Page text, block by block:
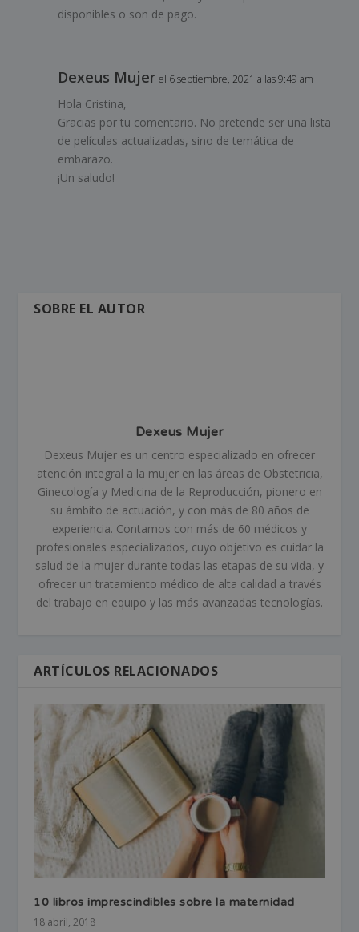
disponibles o son de pago.
Dexeus Mujer el 6 septiembre, 2021 a las 9:49 am
Hola Cristina,
Gracias por tu comentario. No pretende ser una lista
de películas actualizadas, sino de temática de
embarazo.
¡Un saludo!
SOBRE EL AUTOR
Dexeus Mujer
Dexeus Mujer es un centro especializado en ofrecer
atención integral a la mujer en las áreas de Obstetricia,
Ginecología y Medicina de la Reproducción, pionero en
su ámbito de actuación, y con más de 80 años de
experiencia. Contamos con más de 60 médicos y
profesionales especializados, cuyo objetivo es cuidar la
salud de la mujer durante todas las etapas de su vida, y
ofrecer un tratamiento médico de alta calidad a través
del trabajo en equipo y las más avanzadas tecnologías.
ARTÍCULOS RELACIONADOS
10 libros imprescindibles sobre la maternidad
18 abril, 2018